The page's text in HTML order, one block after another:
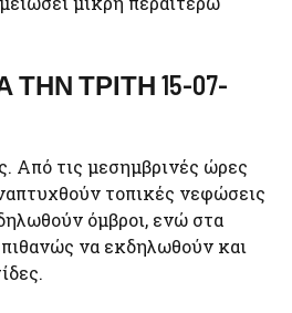
ΤΡΙΤΗ 15-07-
Από τις μεσημβρινές ώρες
τοπικές νεφώσεις
όμβροι, ενώ στα
πιθανώς να εκδηλωθούν και